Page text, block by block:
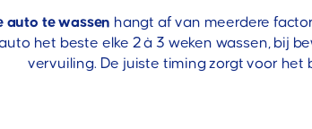
auto te wassen hangt af van meerdere
het beste elke 2 à 3 weken wassen, bij
vervuiling. De juiste timing zorgt voor